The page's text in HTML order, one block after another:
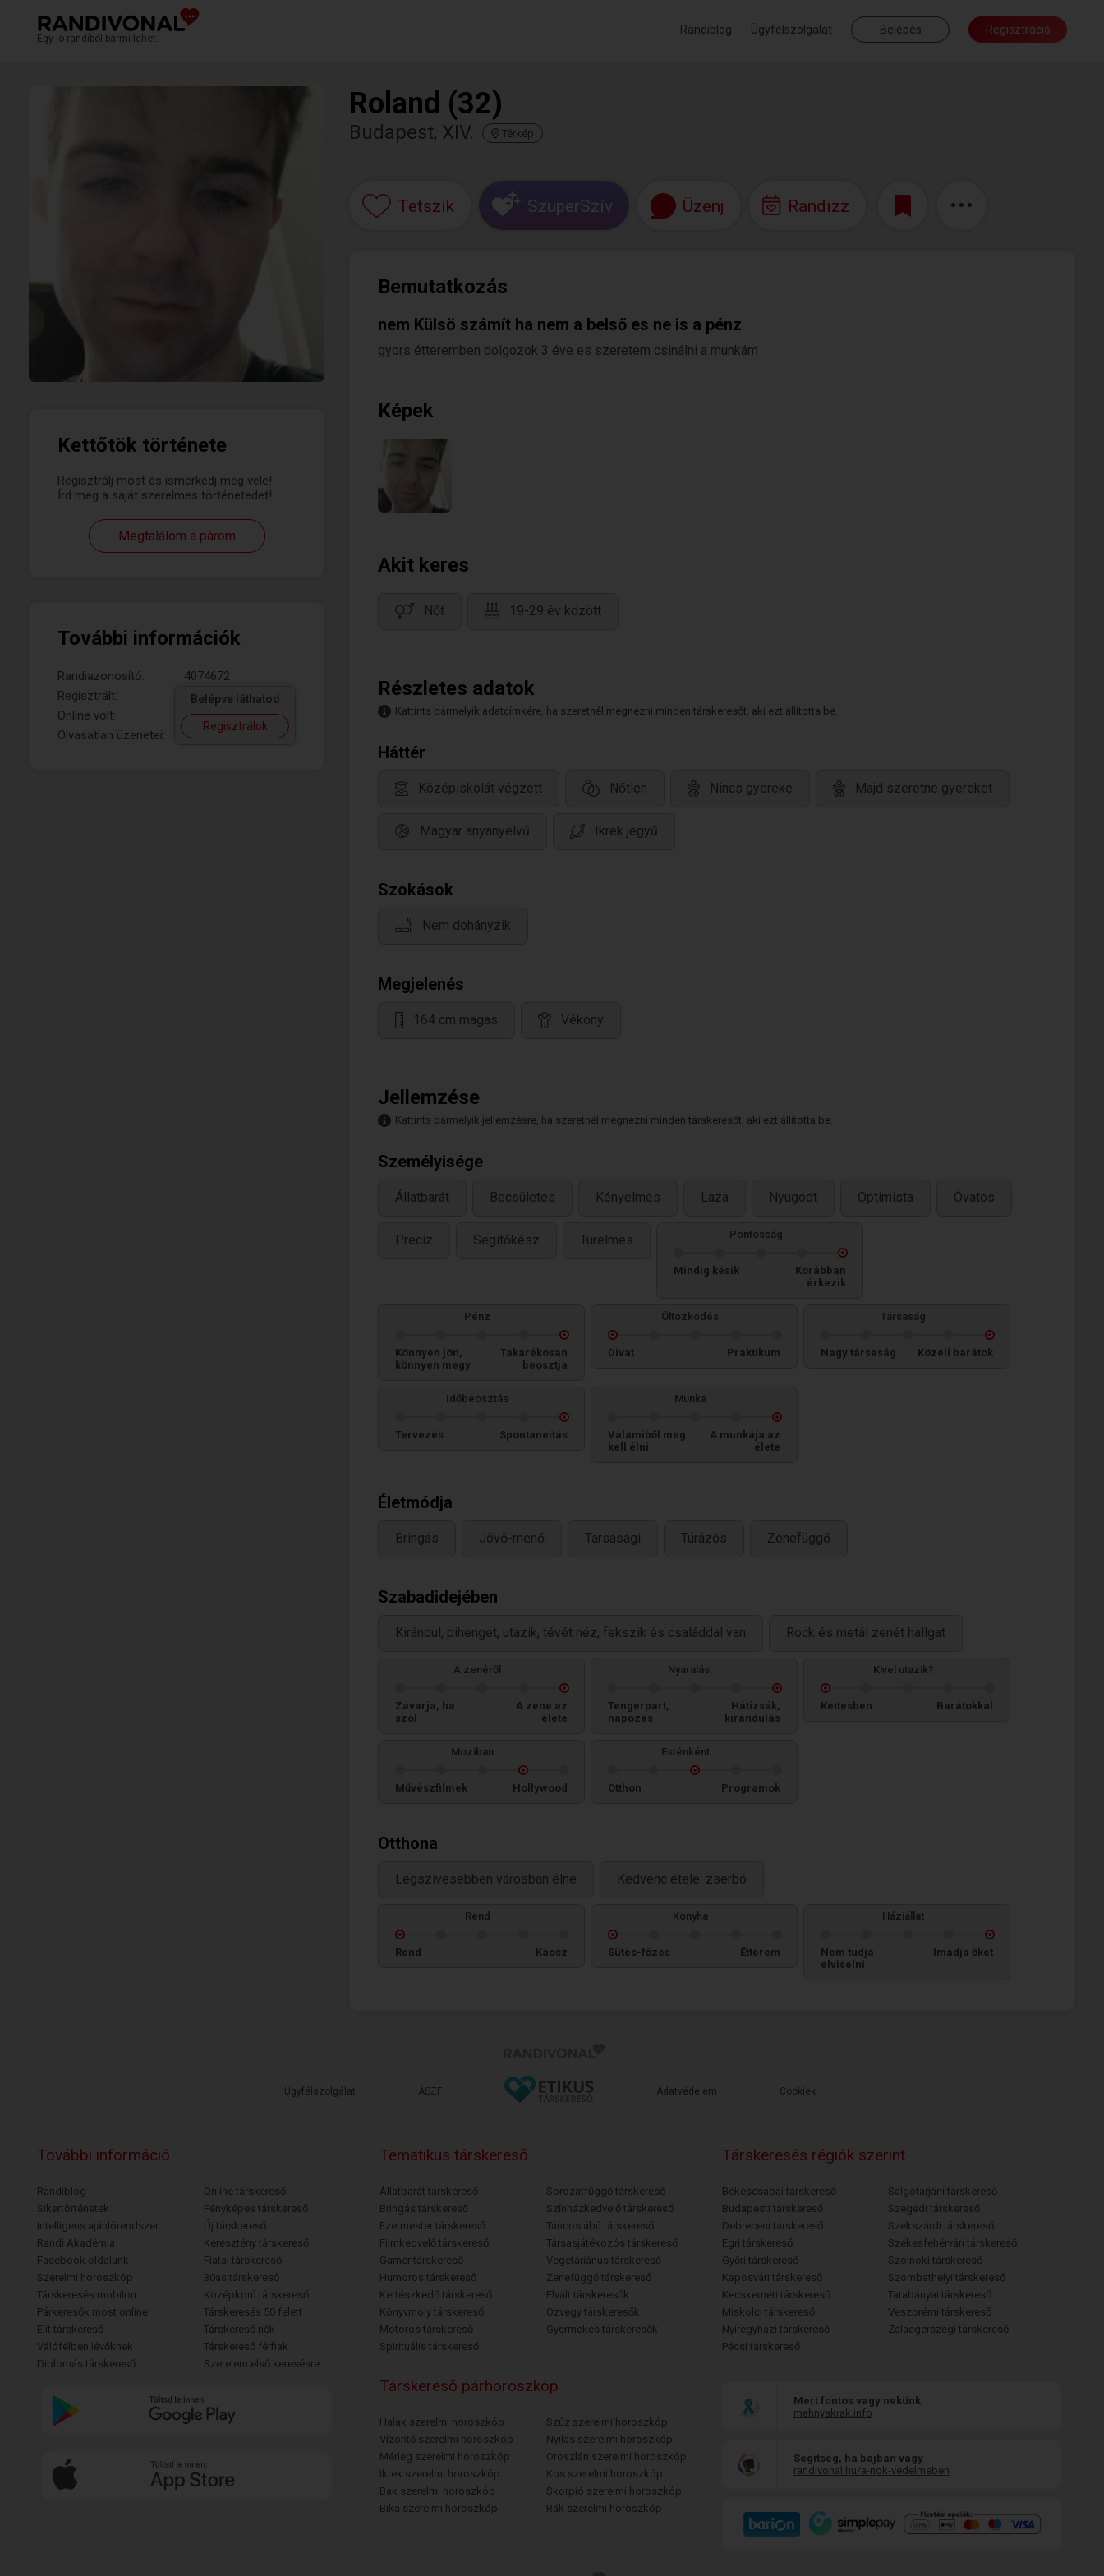
Egy jó randiból bármi lehet.
Randiblog Ügyfélszolgálat Belépés Regisztráció
Kettőtök története
Regisztrálj most és ismerkedj meg vele!
Írd meg a saját szerelmes történetedet!
Megtalálom a párom
További információk
Randiazonosító:
4074672
Regisztrált:
Online volt:
Olvasatlan üzenetei:
Belépve láthatod
Regisztrálok
Roland (32)
Budapest, XIV. Térkép
Tetszik SzuperSzív Üzenj Randizz
Bemutatkozás
nem Külsö számít ha nem a belső es ne is a pénz
gyors étteremben dolgozok 3 éve es szeretem csinálni a munkám
Képek
Akit keres
Nőt 19-29 év között
Részletes adatok
Kattints bármelyik adatcímkére, ha szeretnél megnézni minden társkeresőt, aki ezt állította be.
Háttér
Középiskolát végzett Nőtlen Nincs gyereke Majd szeretne gyereket
Magyar anyanyelvű Ikrek jegyű
Szokások
Nem dohányzik
Megjelenés
164 cm magas Vékony
Jellemzése
Kattints bármelyik jellemzésre, ha szeretnél megnézni minden társkeresőt, aki ezt állította be.
Személyisége
Állatbarát Becsületes Kényelmes Laza Nyugodt Optimista Óvatos
Precíz Segítőkész Türelmes Pontosság
Mindig késik
Korábban
érkezik
Pénz
Könnyen jön,
könnyen megy
Takarékosan
beosztja
Öltözködés
Divat Praktikum
Társaság
Nagy társaság Közeli barátok
Időbeosztás
Tervezés Spontaneitás
Munka
Valamiből meg
kell élni
A munkája az
élete
Életmódja
Bringás Jövő-menő Társasági Túrázós Zenefüggő
Szabadidejében
Kirándul, pihenget, utazik, tévét néz, fekszik és családdal van Rock és metál zenét hallgat
A zenéről
Zavarja, ha
szól
A zene az
élete
Nyaralás:
Tengerpart,
napozás
Hátizsák,
kirándulás
Kivel utazik?
Kettesben Barátokkal
Moziban...
Művészfilmek Hollywood
Esténként...
Otthon Programok
Otthona
Legszívesebben városban élne Kedvenc étele: zserbó
Rend
Rend Káosz
Konyha
Sütés-főzés Étterem
Háziállat
Nem tudja
elviselni
Imádja őket
Ügyfélszolgálat ÁSZF Adatvédelem Cookiek
További információ
Randiblog
Sikertörténetek
Intelligens ajánlórendszer
Randi Akadémia
Facebook oldalunk
Szerelmi horoszkóp
Társkeresés mobilon
Párkeresők most online
Elit társkereső
Válófélben lévőknek
Diplomás társkereső
Online társkereső
Fényképes társkereső
Új társkereső
Keresztény társkereső
Fiatal társkereső
30as társkereső
Középkorú társkereső
Társkeresés 50 felett
Társkereső nők
Társkereső férfiak
Szerelem első keresésre
Tematikus társkereső
Állatbarát társkereső
Bringás társkereső
Ezermester társkereső
Filmkedvelő társkereső
Gamer társkereső
Humoros társkereső
Kertészkedő társkereső
Könyvmoly társkereső
Motoros társkereső
Spirituális társkereső
Sorozatfüggő társkereső
Színházkedvelő társkereső
Táncoslábú társkereső
Társasjátékozós társkereső
Vegetáriánus társkereső
Zenefüggő társkereső
Elvált társkeresők
Özvegy társkeresők
Gyermekes társkeresők
Társkeresés régiók szerint
Békéscsabai társkereső
Budapesti társkereső
Debreceni társkereső
Egri társkereső
Győri társkereső
Kaposvári társkereső
Kecskeméti társkereső
Miskolci társkereső
Nyíregyházi társkereső
Pécsi társkereső
Salgótarjáni társkereső
Szegedi társkereső
Szekszárdi társkereső
Székesfehérvári társkereső
Szolnoki társkereső
Szombathelyi társkereső
Tatabányai társkereső
Veszprémi társkereső
Zalaegerszegi társkereső
Társkereső párhoroszkóp
Halak szerelmi horoszkóp
Vízöntő szerelmi horoszkóp
Mérleg szerelmi horoszkóp
Ikrek szerelmi horoszkóp
Bak szerelmi horoszkóp
Bika szerelmi horoszkóp
Szűz szerelmi horoszkóp
Nyilas szerelmi horoszkóp
Oroszlán szerelmi horoszkóp
Kos szerelmi horoszkóp
Skorpió szerelmi horoszkóp
Rák szerelmi horoszkóp
Mert fontos vagy nekünk
mehnyakrak.info
Segítség, ha bajban vagy
randivonal.hu/a-nok-vedelmeben